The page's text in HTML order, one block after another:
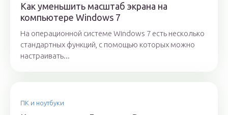
Как уменьшить масштаб экрана на
компьютере Windows 7
На операционной системе Windows 7 есть несколько
стандартных функций, с помощью которых можно
настраивать...
ПК и ноутбуки